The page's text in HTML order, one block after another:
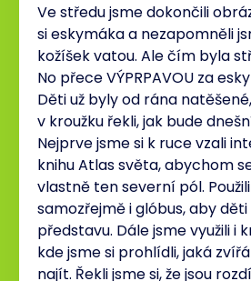
Ve středu jsme dokončili
si eskymáka a nezapomněli
kožíšek vatou. Ale čím byla
No přece VÝPRPAVOU za
Děti už byly od rána
v kroužku řekli, jak bude
Nejprve jsme si k ruce vzali
knihu Atlas světa, abychom
vlastně ten severní pól.
samozřejmě i glóbus, aby
představu. Dále jsme využili i
kde jsme si prohlídli, jaká
najít. Řekli jsme si, že jsou